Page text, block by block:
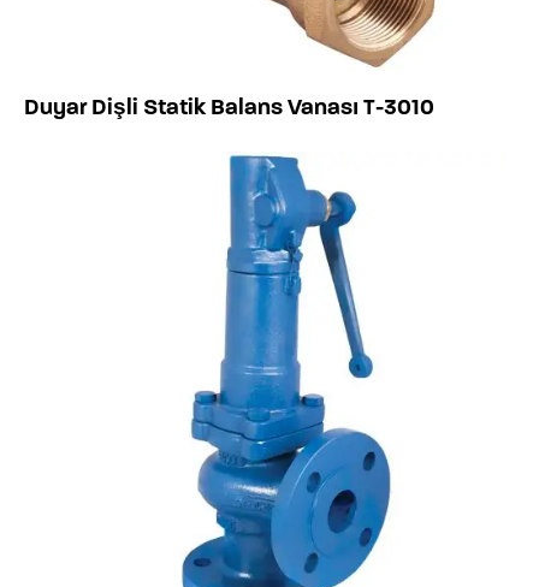
Duyar Dişli Statik Balans Vanası T-3010